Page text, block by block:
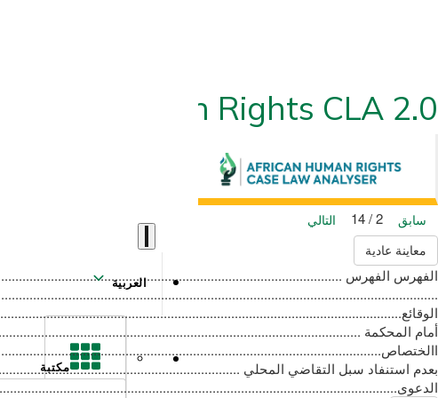
African Human Rights CLA 2.0
العربية
مكتبة
سابق
التالي
معاينة عادية
الدعوى‪10.................................................................................................................................‬‬ ‫ثامناً‪ :‬المنطوق ‪11............................................................................................................................................‬‬ ‫‪i‬‬